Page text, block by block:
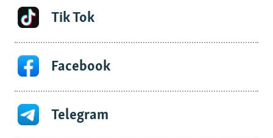
Tik Tok
Facebook
Telegram